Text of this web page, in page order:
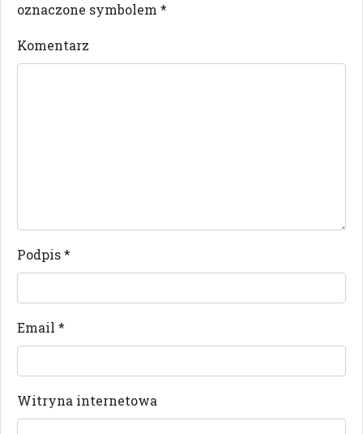
oznaczone symbolem *
Komentarz
Podpis*
Email *
Witryna internetowa